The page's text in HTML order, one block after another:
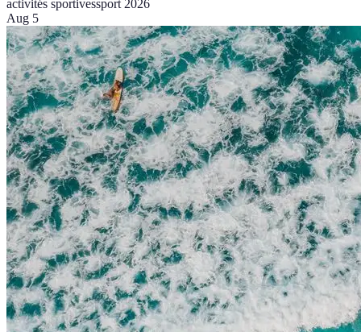
activités sportivessport 2026
Aug 5